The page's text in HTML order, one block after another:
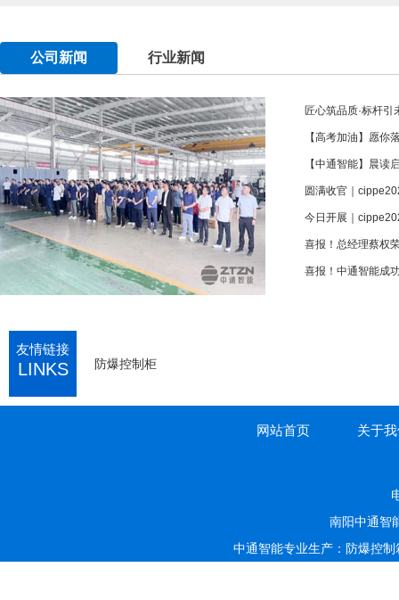
公司新闻 行业新闻
匠心筑品质·标杆引
【高考加油】愿你
【中通智能】晨读
圆满收官｜
今日开展｜
喜报！中通智能成
友情链接
LINKS 防爆控制柜
网站首页 关于
南阳中通智
中通智能专业生产：防爆控